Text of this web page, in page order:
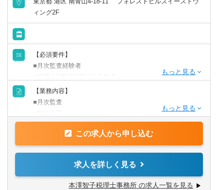
ィング2F
【必須要件】
■月次監査経験者
■デジタルリテラシーが一定基準以上ある方
■freeeやMFクラウドの経験者
【業務内容】
■月次監査
※週に1回、月曜日にWEBミーティングを行い、所内のメ
ナレッジデータベースも構築していますので、業務へのキ
ャッチアップをフォローできる体制が整っています。メタ
この求人から申し込む
求人を詳しく見る
本澤智子税理士事務所 の求人一覧を見る